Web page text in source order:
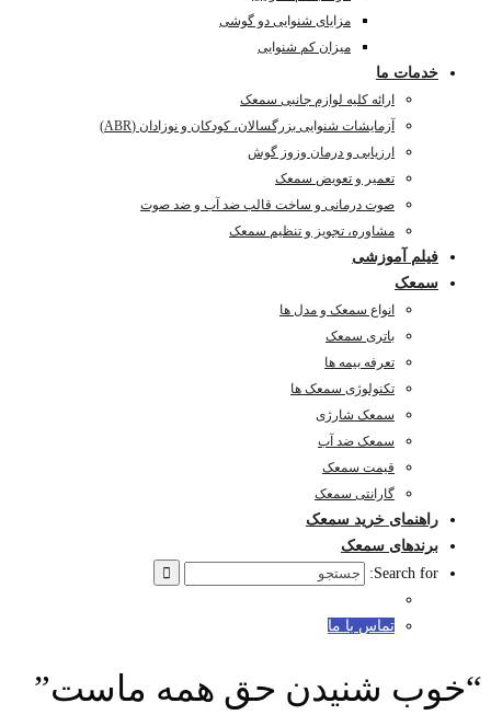
مزایای شنوایی دو گوشی
میزان کم شنوایی
خدمات ما
ارائه کلیه لوازم جانبی سمعک
آزمایشات شنوایی بزرگسالان، کودکان و نوزادان (ABR)
ارزیابی و درمان وزوز گوش
تعمیر و تعویض سمعک
صوت درمانی و ساخت قالب ضد آب و ضد صوت
مشاوره، تجویز و تنظیم سمعک
فیلم آموزشی
سمعک
انواع سمعک و مدل ها
باتری سمعک
تعرفه بیمه ها
تکنولوژی سمعک ها
سمعک شارژی
سمعک ضد آب
قیمت سمعک
گارانتی سمعک
راهنمای خرید سمعک
برندهای سمعک
Search for:
تماس با ما
“خوب شنیدن حق همه ماست”